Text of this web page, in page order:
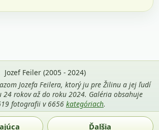
Ďalšia
Jozef Feiler (2005 - 2024)
Jozefa Feilera, ktorý ju pre Žilinu a jej ľudí
24 rokov až do roku 2024. Galéria obsahuje
fotografii v 6656 kategóriach.
z tejto stránky je povolené len s uvedením